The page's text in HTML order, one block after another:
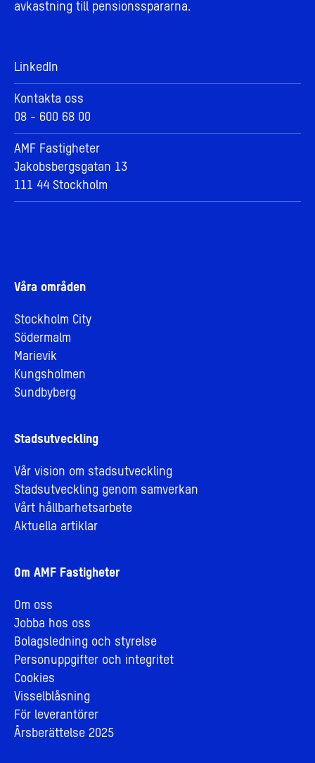
avkastning till pensionsspararna.
LinkedIn
Kontakta oss
08 - 600 68 00
AMF Fastigheter
Jakobsbergsgatan 13
111 44 Stockholm
Våra områden
Stockholm City
Södermalm
Marievik
Kungsholmen
Sundbyberg
Stadsutveckling
Vår vision om stadsutveckling
Stadsutveckling genom samverkan
Vårt hållbarhetsarbete
Aktuella artiklar
Om AMF Fastigheter
Om oss
Jobba hos oss
Bolagsledning och styrelse
Personuppgifter och integritet
Cookies
Visselblåsning
För leverantörer
Årsberättelse 2025